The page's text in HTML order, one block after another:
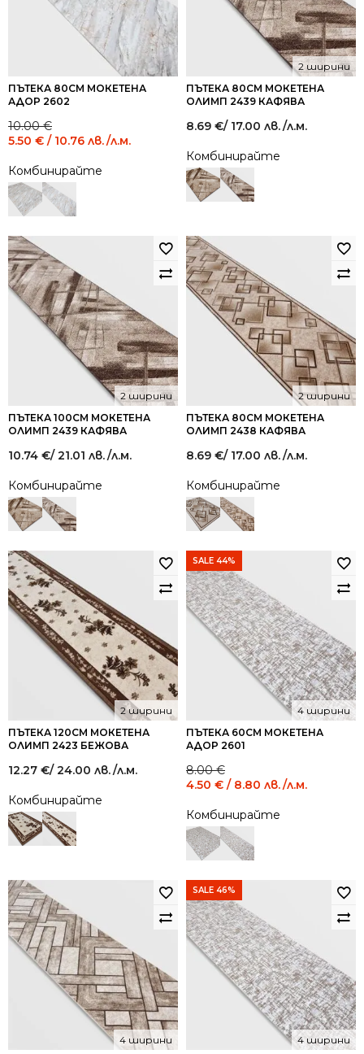
ПЪТЕКА 80СМ МОКЕТЕНА
АДОР 2602
10.00€
Original
price
10.00 €
/
19.56
лв..
5.50 € / 10.76 лв.
Current
price
5.50 €
/
10.76
лв..
/л.м.
Комбинирайте
ПЪТЕКА 80СМ МОКЕТЕНА
ОЛИМП 2439 КАФЯВА
2 ширини
8.69 €/ 17.00 лв./л.м.
Комбинирайте
ПЪТЕКА 100СМ МОКЕТЕНА
ОЛИМП 2439 КАФЯВА
2 ширини
10.74 €/ 21.01 лв./л.м.
Комбинирайте
ПЪТЕКА 80СМ МОКЕТЕНА
ОЛИМП 2438 КАФЯВА
2 ширини
8.69 €/ 17.00 лв./л.м.
Комбинирайте
ПЪТЕКА 120СМ МОКЕТЕНА
ОЛИМП 2423 БЕЖОВА
2 ширини
12.27 €/ 24.00 лв./л.м.
Комбинирайте
SALE 44%
ПЪТЕКА 60СМ МОКЕТЕНА
АДОР 2601
4 ширини
8.00€
Original
price
8.00 €
/
15.65
лв..
4.50 € / 8.80 лв.
Current
price
4.50 €
/
8.80
лв..
/л.м.
Комбинирайте
4 ширини
SALE 46%
4 ширини